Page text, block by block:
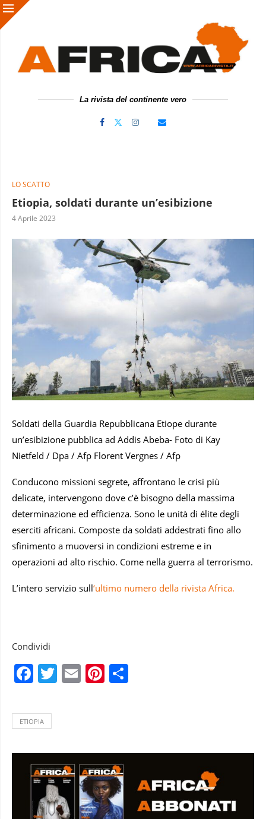
La rivista del continente vero
LO SCATTO
Etiopia, soldati durante un’esibizione
4 Aprile 2023
Soldati della Guardia Repubblicana Etiope durante
un’esibizione pubblica ad Addis Abeba- Foto di Kay
Nietfeld / Dpa / Afp Florent Vergnes / Afp
Conducono missioni segrete, affrontano le crisi più
delicate, intervengono dove c’è bisogno della massima
determinazione ed efficienza. Sono le unità di élite degli
eserciti africani. Composte da soldati addestrati fino allo
sfinimento a muoversi in condizioni estreme e in
operazioni ad alto rischio. Come nella guerra al terrorismo.
L’intero servizio sull‘ultimo numero della rivista Africa.
Condividi
Facebook
Twitter
EmailPinterest
ETIOPIA